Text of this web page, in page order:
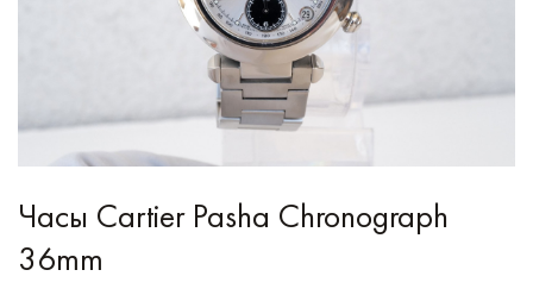
Часы Cartier Pasha Chronograph
36mm